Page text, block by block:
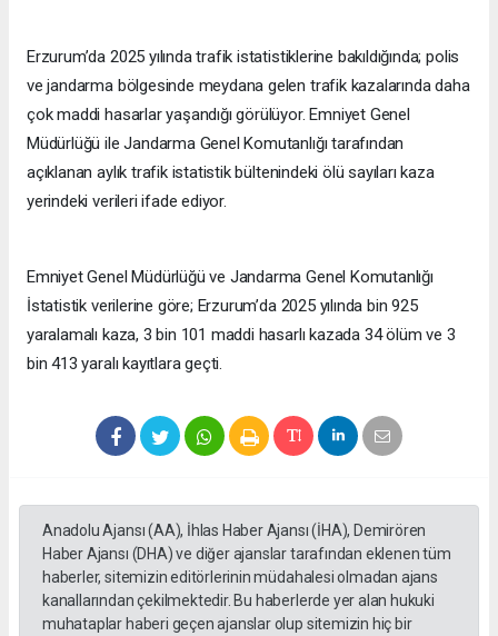
Erzurum’da 2025 yılında trafik istatistiklerine bakıldığında; polis
ve jandarma bölgesinde meydana gelen trafik kazalarında daha
çok maddi hasarlar yaşandığı görülüyor. Emniyet Genel
Müdürlüğü ile Jandarma Genel Komutanlığı tarafından
açıklanan aylık trafik istatistik bültenindeki ölü sayıları kaza
yerindeki verileri ifade ediyor.
Emniyet Genel Müdürlüğü ve Jandarma Genel Komutanlığı
İstatistik verilerine göre; Erzurum’da 2025 yılında bin 925
yaralamalı kaza, 3 bin 101 maddi hasarlı kazada 34 ölüm ve 3
bin 413 yaralı kayıtlara geçti.
Anadolu Ajansı (AA), İhlas Haber Ajansı (İHA), Demirören
Haber Ajansı (DHA) ve diğer ajanslar tarafından eklenen tüm
haberler, sitemizin editörlerinin müdahalesi olmadan ajans
kanallarından çekilmektedir. Bu haberlerde yer alan hukuki
muhataplar haberi geçen ajanslar olup sitemizin hiç bir